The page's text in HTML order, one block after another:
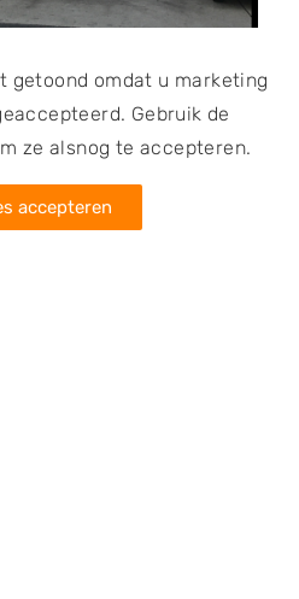
getoond omdat u marketing
Gebruik de
ze alsnog te accepteren.
accepteren